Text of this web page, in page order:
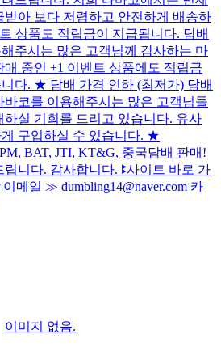
아 보다 저렴하고 안전하게 배송하
상품도 적립금이 지급됩니다. 담배
주시는 많은 고객님께 감사하는 마
중인 +1 이벤트 상품에도 적립금
다. ★ 담배 가격 인하 (최저가) 담배
코를 이용해주시는 많은 고객님들
실 기회를 드리고 있습니다. 유사
구입하실 수 있습니다. ★
BAT, JTI, KT&G, 중국담배 판매!
니다. 감사합니다. ꔪ사이트 바로 가
메일 ≫ dumbling14@naver.com 카
이미지 없음.